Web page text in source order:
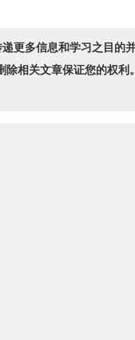
更多信息和学习之目的
相关文章保证您的权